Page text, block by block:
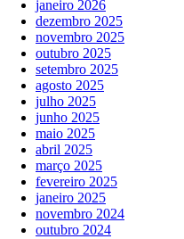
janeiro 2026
dezembro 2025
novembro 2025
outubro 2025
setembro 2025
agosto 2025
julho 2025
junho 2025
maio 2025
abril 2025
março 2025
fevereiro 2025
janeiro 2025
novembro 2024
outubro 2024